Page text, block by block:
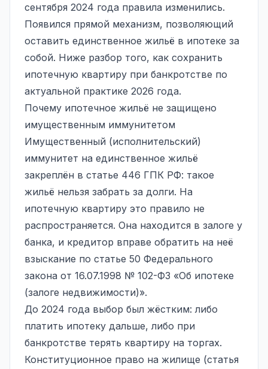
сентября 2024 года правила изменились.
Появился прямой механизм, позволяющий
оставить единственное жильё в ипотеке за
собой. Ниже разбор того, как сохранить
ипотечную квартиру при банкротстве по
актуальной практике 2026 года.
Почему ипотечное жильё не защищено
имущественным иммунитетом
Имущественный (исполнительский)
иммунитет на единственное жильё
закреплён в статье 446 ГПК РФ: такое
жильё нельзя забрать за долги. На
ипотечную квартиру это правило не
распространяется. Она находится в залоге у
банка, и кредитор вправе обратить на неё
взыскание по статье 50 Федерального
закона от 16.07.1998 № 102-ФЗ «Об ипотеке
(залоге недвижимости)».
До 2024 года выбор был жёстким: либо
платить ипотеку дальше, либо при
банкротстве терять квартиру на торгах.
Конституционное право на жилище (статья